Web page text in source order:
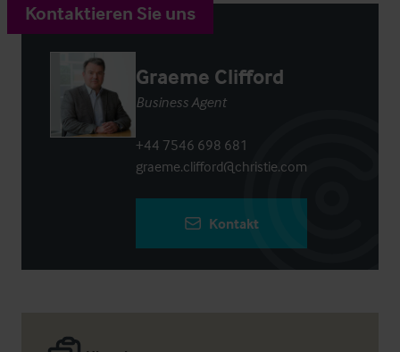
Kontaktieren Sie uns
Graeme Clifford
Business Agent
+44 7546 698 681
graeme.clifford@christie.com
Kontakt